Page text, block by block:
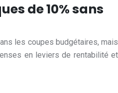
de 10% sans
les coupes budgétaires, mais
en leviers de rentabilité et